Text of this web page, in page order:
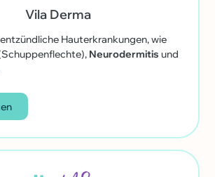
Vila Derma
Hauterkrankungen, wie
Neurodermitisund